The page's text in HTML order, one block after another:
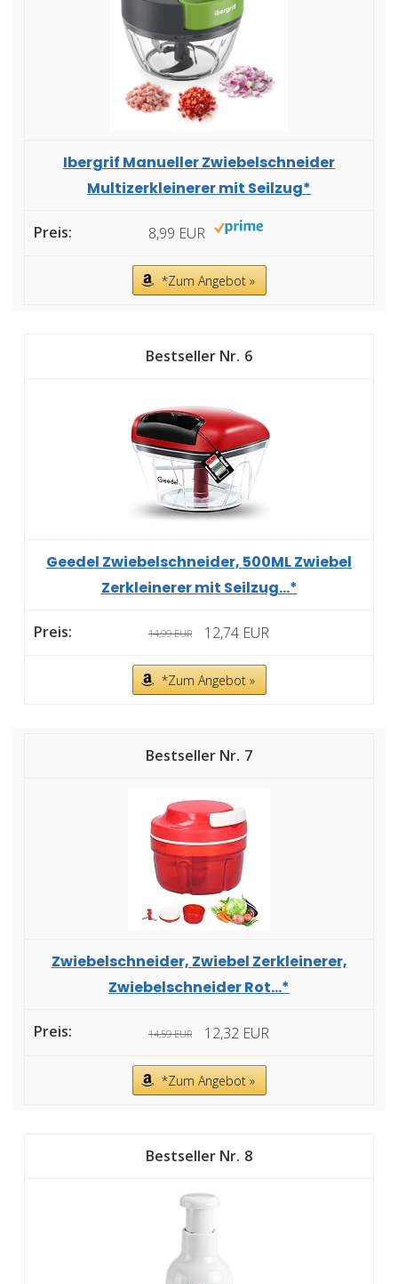
Ibergrif Manueller Zwiebelschneider
Multizerkleinerer mit Seilzug*
8,99 EUR
*Zum Angebot »
6
Geedel Zwiebelschneider, 500ML Zwiebel
Zerkleinerer mit Seilzug...*
14,99 EUR 12,74 EUR
*Zum Angebot »
7
Zwiebelschneider, Zwiebel Zerkleinerer,
Zwiebelschneider Rot...*
14,59 EUR 12,32 EUR
*Zum Angebot »
8